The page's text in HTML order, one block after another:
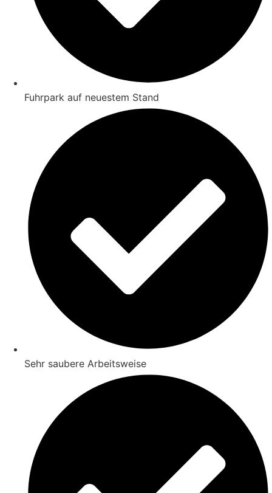
Fuhrpark auf neuestem Stand
Sehr saubere Arbeitsweise